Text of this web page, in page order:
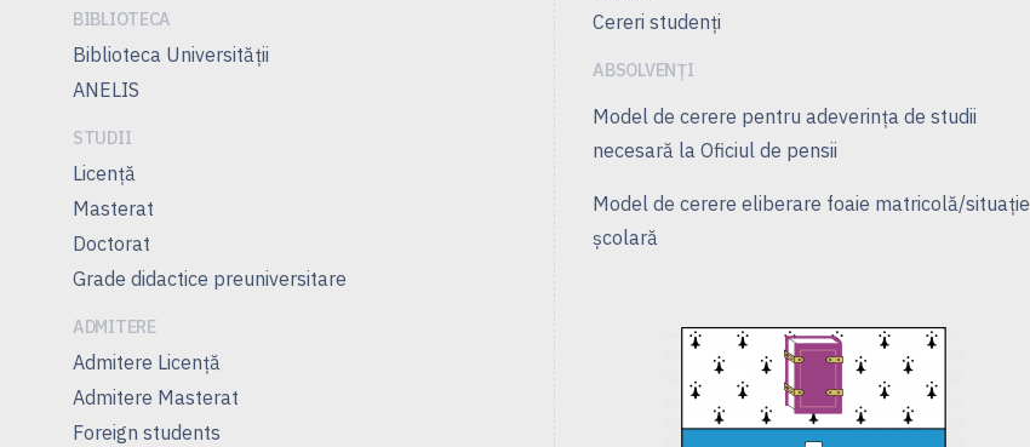
BIBLIOTECA
Biblioteca Universității
ANELIS
STUDII
Licență
Masterat
Doctorat
Grade didactice preuniversitare
ADMITERE
Admitere Licenţă
Admitere Masterat
Foreign students
Cereri studenți
ABSOLVENȚI
Model de cerere pentru adeverința de studii
necesară la Oficiul de pensii
Model de cerere eliberare foaie matricolă/situație
școlară